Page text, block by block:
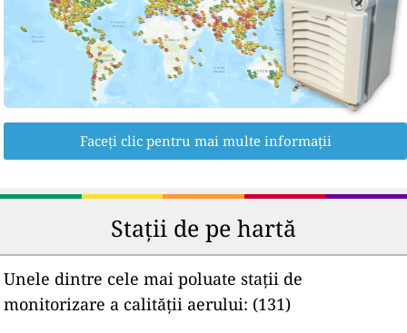
Faceți clic pentru mai multe informații
Stații de pe hartă
Unele dintre cele mai poluate stații de
monitorizare a calității aerului: (131)